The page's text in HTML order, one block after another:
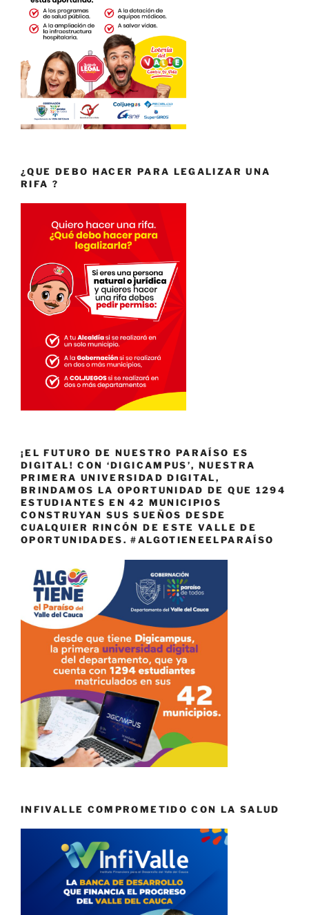
¿QUE DEBO HACER PARA LEGALIZAR UNA
RIFA ?
¡EL FUTURO DE NUESTRO PARAÍSO ES
DIGITAL! CON ‘DIGICAMPUS’, NUESTRA
PRIMERA UNIVERSIDAD DIGITAL,
BRINDAMOS LA OPORTUNIDAD DE QUE 1294
ESTUDIANTES EN 42 MUNICIPIOS
CONSTRUYAN SUS SUEÑOS DESDE
CUALQUIER RINCÓN DE ESTE VALLE DE
OPORTUNIDADES. #ALGOTIENEELPARAÍSO
INFIVALLE COMPROMETIDO CON LA SALUD